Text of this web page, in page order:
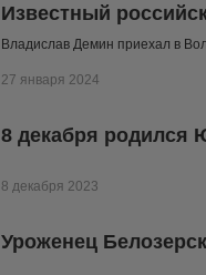
Известный
Владислав Демин приехал в
27 января 2024
8 декабря родился
8 декабря 2023
Уроженец